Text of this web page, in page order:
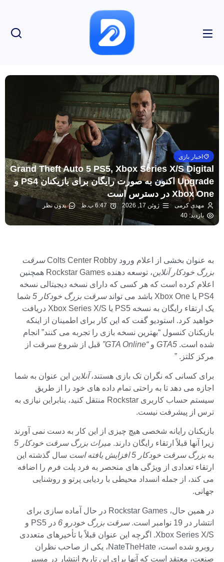
اخبار بازی
Grand Theft Auto 5 PS5, Xbox Series X/S Digital
Upgrade اکنون به صورت رایگان برای بازیکنان PS4 و
Xbox One در دسترس است
مهدی کرمی ژوئن 17, 2026 6:47 ب.ظ
بدون نظر
بازدید: 40
به عنوان بخشی از اعلام ورود Colts Center Robby
سرقت
بزرگ خودکار آنلاین
، توسعه دهنده Rockstar Games همچنین
اعلام کرده است که هر کسی که دارای نسخه دیجیتالی نسخه
PS4 یا Xbox One باشد می تواند
سرقت بزرگ خودکار 5
شما
یک ارتقاء رایگان به نسخه PS5 یا Xbox Series X/S دریافت
خواهید کرد. استودیو گفت که این کار برای اطمینان از اینکه
بازیکنان کنسول “بهترین نسخه بازی را تجربه می کنند” انجام
شده است. GTA5 و“GTA Online”
قبل از شروع سرقت از
مرکز کلتز. ”
برای کسانی که نگران تک بازی هستند،آنلاین این عنوان به شما
اجازه می دهد تا به راحتی تمام داده های خود را از طریق
سیستم حساب کاربری Rockstar منتقل کنید، بنابراین نیازی به
ترس از پیشرفت نیست.
بازیکنان رایانه شخصی هیچ چیزی از این کار به دست نمی آورند
زیرا آنها قبلاً ارتقاء رایگان دارند. میراث بزرگ سرقت خودکار 5
به بزرگ سرقت خودکار 5 افزایش یافته است
سال گذشته این
ارتقاء تعدادی از ویژگی های منحصر به فرد پلت فرم را اضافه
می کند، از جمله انسداد محیطی با ردیابی پرتو و روشنایی
جهانی.
در همین حال، Rockstar Games در حال آماده سازی برای
انتشار در 19 نوامبر است.
سرقت بزرگ خودرو 6
در PS5 و
Xbox Series X/S. اگرچه این عنوان قبلاً با تأخیرهای متعددی
روبرو شده است، NateTheHate، یکی از صاحب نظران
صنعت، معتقد است که آنها برای این تاریخ انتشار در مسیر